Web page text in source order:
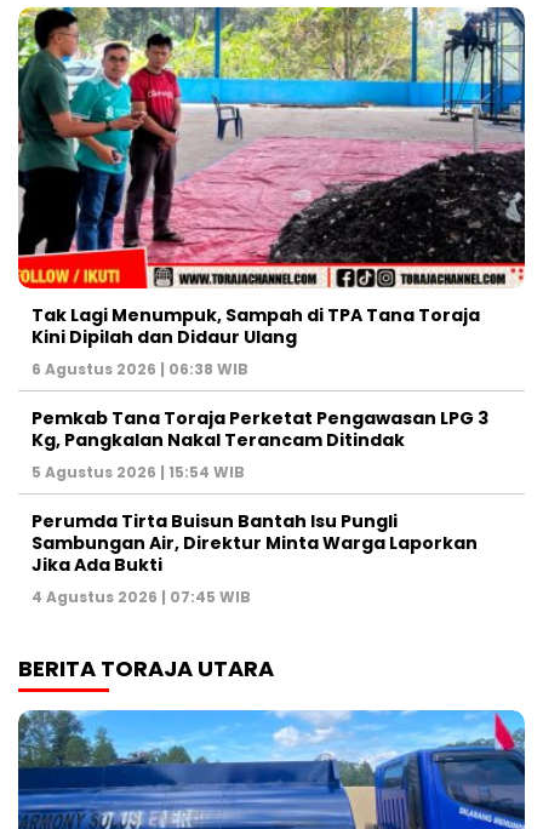
Tak Lagi Menumpuk, Sampah di TPA Tana Toraja
Kini Dipilah dan Didaur Ulang
6 Agustus 2026 | 06:38 WIB
Pemkab Tana Toraja Perketat Pengawasan LPG 3
Kg, Pangkalan Nakal Terancam Ditindak
5 Agustus 2026 | 15:54 WIB
Perumda Tirta Buisun Bantah Isu Pungli
Sambungan Air, Direktur Minta Warga Laporkan
Jika Ada Bukti
4 Agustus 2026 | 07:45 WIB
BERITA TORAJA UTARA